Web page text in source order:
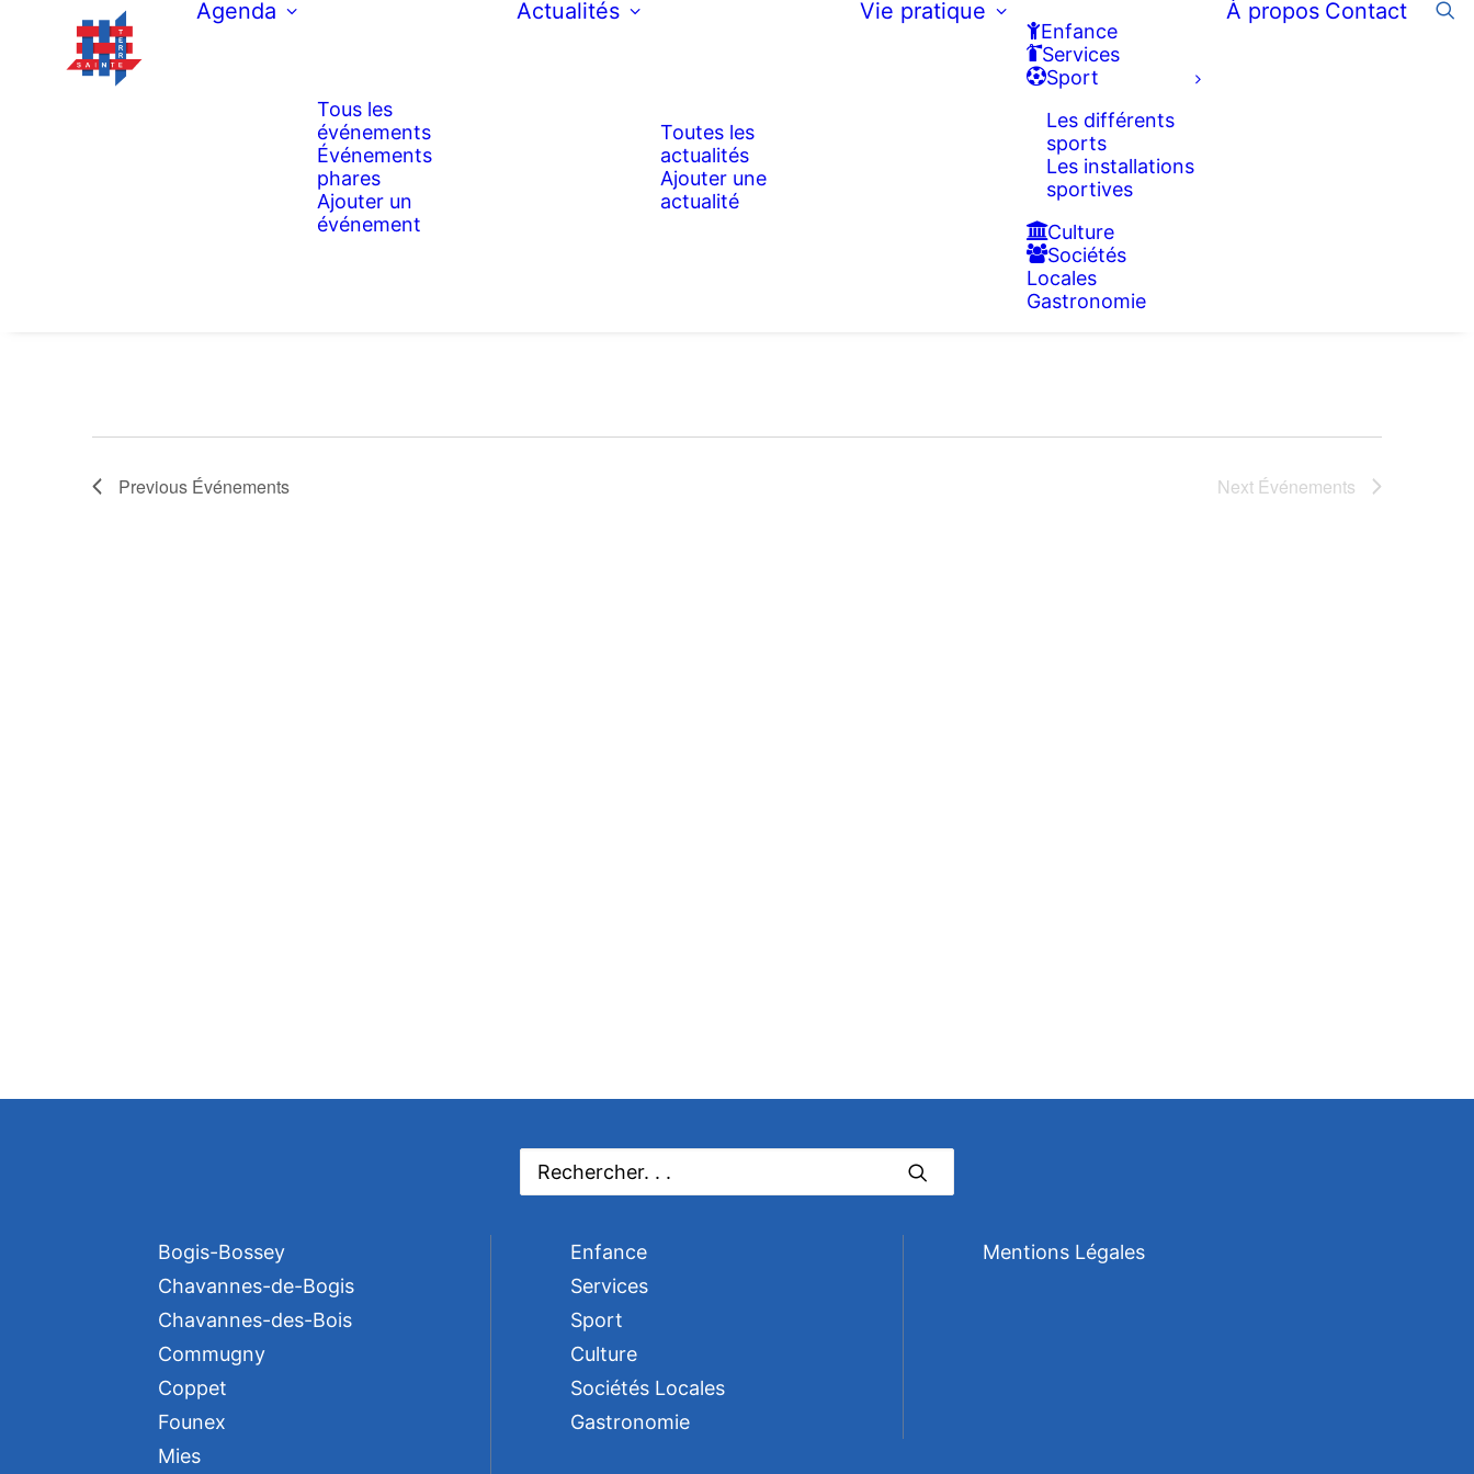
Agenda
Tous les
événements
Événements
phares
Ajouter un
événement
Actualités
Toutes les
actualités
Ajouter une
actualité
Vie pratique
Enfance
Services
Sport
Les différents
sports
Les installations
sportives
Culture
Sociétés
Locales
Gastronomie
À propos Contact
Previous Événements Next Événements
Bogis-Bossey
Chavannes-de-Bogis
Chavannes-des-Bois
Commugny
Coppet
Founex
Mies
Enfance
Services
Sport
Culture
Sociétés Locales
Gastronomie
Mentions Légales